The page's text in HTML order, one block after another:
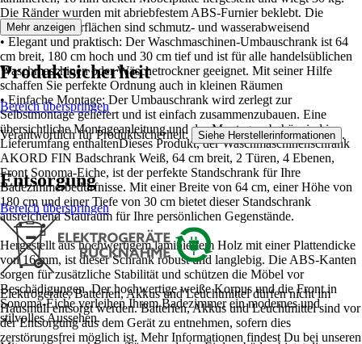
Die Ränder wurden mit abriebfestem ABS-Furnier beklebt. Die
kratzfesten Oberflächen sind schmutz- und wasserabweisend
• Elegant und praktisch: Der Waschmaschinen-Umbauschrank ist 64
cm breit, 180 cm hoch und 30 cm tief und ist für alle handelsüblichen
Waschmaschinen oder Wäschetrockner geeignet. Mit seiner Hilfe
schaffen Sie perfekte Ordnung auch in kleinen Räumen
• Einfache Montage: Der Umbauschrank wird zerlegt zur
Selbstmontage geliefert und ist einfach zusammenzubauen. Eine
übersichtliche Montageanleitung und das Montagezubehör sind im
Lieferumfang enthaltenDieses Produkt, der Waschmaschinenschrank
AKORD FIN Badschrank Weiß, 64 cm breit, 2 Türen, 4 Ebenen,
Front Sonoma-Eiche, ist der perfekte Standschrank für Ihre
Badezimmerbedürfnisse. Mit einer Breite von 64 cm, einer Höhe von
180 cm und einer Tiefe von 30 cm bietet dieser Standschrank
ausreichend Stauraum für Ihre persönlichen Gegenstände.
Hergestellt aus hochwertigem laminiertem Holz mit einer Plattendicke
von 16 mm, ist dieser Schrank robust und langlebig. Die ABS-Kanten
sorgen für zusätzliche Stabilität und schützen die Möbel vor
Beschädigungen. Der hochwertige weiße Korpus und die Front in
Sonoma-Eiche verleihen Ihrem Badezimmer ein modernes und
stilvolles Aussehen.
Mehr anzeigen
Produktsicherheit
Bereich überspringen
Verantwortlich für Produktsicherheit: Siehe Herstellerinformationen .
Entsorgung
Bereich überspringen
Elektrogeräte, Batterien, Akkus und Leuchtmittel dürfen nicht im
Hausmüll entsorgt werden. Batterien, Akkus und Leuchtmittel sind vor
der Entsorgung aus dem Gerät zu entnehmen, sofern dies
zerstörungsfrei möglich ist. Mehr Informationen findest Du bei unseren